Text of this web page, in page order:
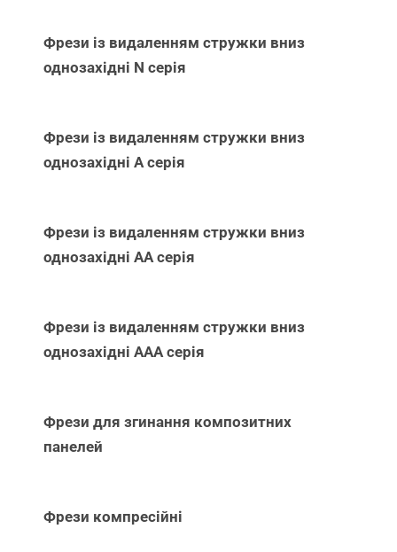
Фрези із видаленням стружки вниз
однозахідні N серія
Фрези із видаленням стружки вниз
однозахідні А серія
Фрези із видаленням стружки вниз
однозахідні АА серія
Фрези із видаленням стружки вниз
однозахідні ААА серія
Фрези для згинання композитних
панелей
Фрези компресійні